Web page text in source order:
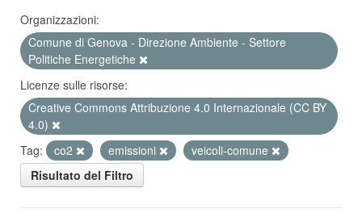
Organizzazioni:
Comune di Genova - Direzione Ambiente - Settore
Politiche Energetiche
Licenze sulle risorse:
Creative Commons Attribuzione 4.0 Internazionale (CC BY
4.0)
Tag:
co2 emissioni
veicoli-comune
Risultato del Filtro